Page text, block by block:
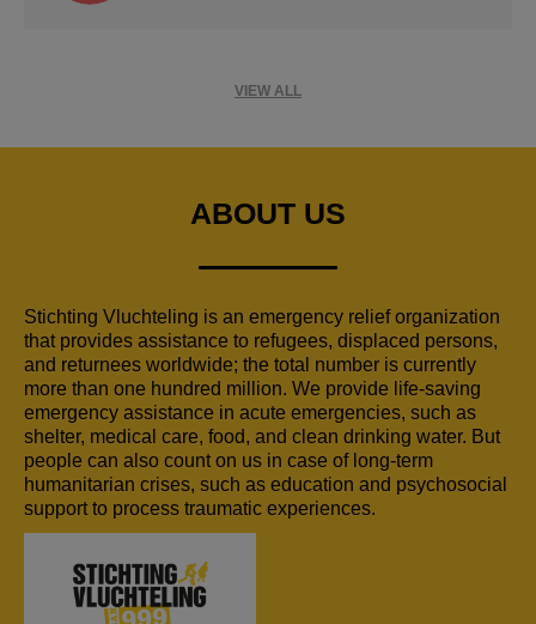
VIEW ALL
ABOUT US
Stichting Vluchteling is an emergency relief organization
that provides assistance to refugees, displaced persons,
and returnees worldwide; the total number is currently
more than one hundred million. We provide life-saving
emergency assistance in acute emergencies, such as
shelter, medical care, food, and clean drinking water. But
people can also count on us in case of long-term
humanitarian crises, such as education and psychosocial
support to process traumatic experiences.